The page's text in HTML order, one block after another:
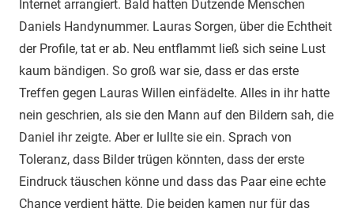
Internet arrangiert. Bald hatten Dutzende Menschen
Daniels Handynummer. Lauras Sorgen, über die Echtheit
der Profile, tat er ab. Neu entflammt ließ sich seine Lust
kaum bändigen. So groß war sie, dass er das erste
Treffen gegen Lauras Willen einfädelte. Alles in ihr hatte
nein geschrien, als sie den Mann auf den Bildern sah, die
Daniel ihr zeigte. Aber er lullte sie ein. Sprach von
Toleranz, dass Bilder trügen könnten, dass der erste
Eindruck täuschen könne und dass das Paar eine echte
Chance verdient hätte. Die beiden kamen nur für das